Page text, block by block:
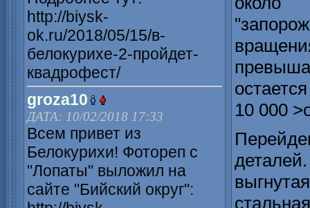
http://biysk-
ok.ru/2018/05/15/в-
белокурихе-2-пройдет-
квадрофест/
groza10
ДАТА: 10/02/2018 17:33
Всем привет из
Белокурихи! Фотореп с
"Лопаты" выложил на
сайте "Бийский округ":
10 000